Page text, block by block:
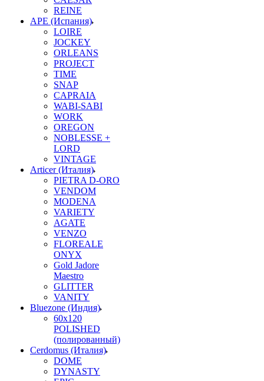
REINE
APE (Испания)
LOIRE
JOCKEY
ORLEANS
PROJECT
TIME
SNAP
CAPRAIA
WABI-SABI
WORK
OREGON
NOBLESSE +
LORD
VINTAGE
Articer (Италия)
PIETRA D-ORO
VENDOM
MODENA
VARIETY
AGATE
VENZO
FLOREALE
ONYX
Gold Jadore
Maestro
GLITTER
VANITY
Bluezone (Индия)
60х120
POLISHED
(полированный)
Cerdomus (Италия)
DOME
DYNASTY